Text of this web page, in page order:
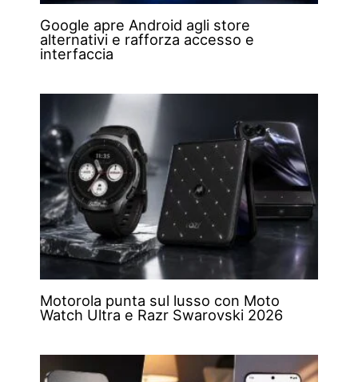
Google apre Android agli store
alternativi e rafforza accesso e
interfaccia
Motorola punta sul lusso con Moto
Watch Ultra e Razr Swarovski 2026